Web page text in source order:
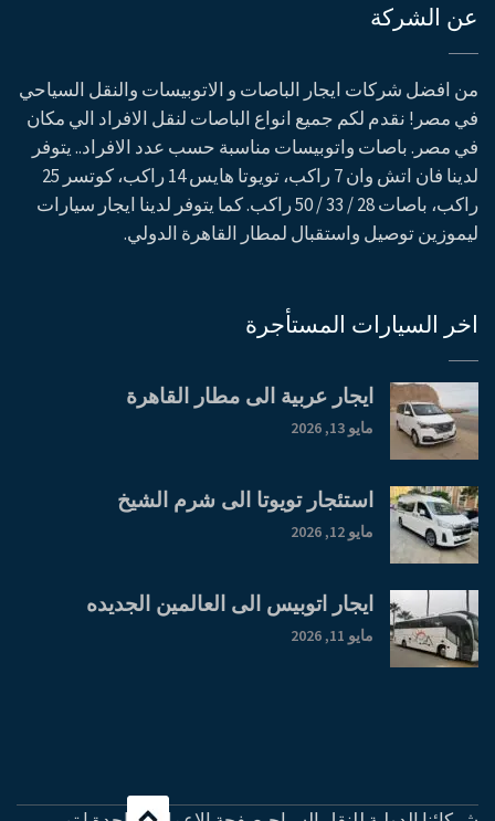
عن الشركة
من افضل شركات ايجار الباصات و الاتوبيسات والنقل السياحي
في مصر! نقدم لكم جميع انواع الباصات لنقل الافراد الي مكان
في مصر. باصات واتوبيسات مناسبة حسب عدد الافراد.. يتوفر
لدينا فان اتش وان 7 راكب، تويوتا هايس 14 راكب، كوتسر 25
راكب، باصات 28 / 33 / 50 راكب. كما يتوفر لدينا ايجار سيارات
ليموزين توصيل واستقبال لمطار القاهرة الدولي.
اخر السيارات المستأجرة
ايجار عربية الى مطار القاهرة
مايو 13, 2026
استئجار تويوتا الى شرم الشيخ
مايو 12, 2026
ايجار اتوبيس الى العالمين الجديده
مايو 11, 2026